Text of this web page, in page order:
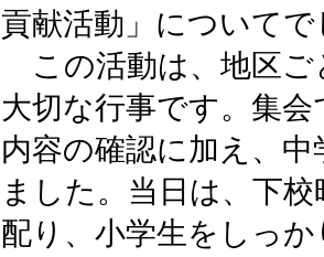
貢献活動」についてで
この活動は、地区ご
大切な行事です。集
内容の確認に加え、
ました。当日は、下
配り、小学生をしっ